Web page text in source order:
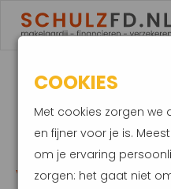
MEER
VOOR
COOKIES
Met cookies zorgen we
en fijner voor je is.
om je ervaring
zorgen: het gaat niet